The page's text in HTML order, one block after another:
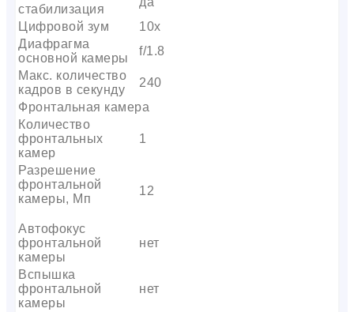
стабилизация
Цифровой зум
10x
Диафрагма
основной камеры
f/1.8
Макс. количество
кадров в секунду
240
Фронтальная камера
Количество
фронтальных
камер
1
Разрешение
фронтальной
камеры, Мп
12
Автофокус
фронтальной
камеры
нет
Вспышка
фронтальной
камеры
нет